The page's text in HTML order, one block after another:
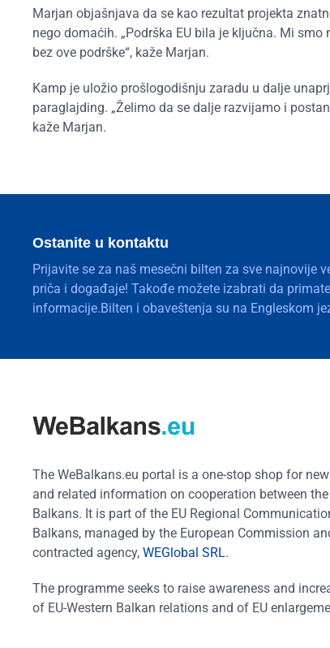
Marjan objašnjava da se kao rezultat projekta
nego domaćih. „Podrška EU bila je ključna. Mi
bez ove podrške“, kaže Marjan.
Kamp je uložio prošlogodišnju zaradu u dalje
paraglajding. „Želimo da se dalje razvijamo i
kaže Marjan.
Ostanite u kontaktu
Prijavite se za naš mesečni bilten za sve najnovije
priča i događaje! Takođe možete izabrati da
informacije.Bilten i obaveštenja su na Engleskom
The WeBalkans.eu portal is a one-stop shop for
and related information on cooperation between the
Balkans. It is part of the EU Regional
Balkans, managed by the European Commission
contracted agency, WEGlobal SRL.
The programme seeks to raise awareness and
of EU-Western Balkan relations and of EU